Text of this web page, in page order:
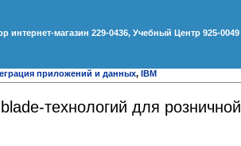
интернет-магазин 229-0436, Учебный Центр 925-0049
приложений и данных, IBM
технологий для